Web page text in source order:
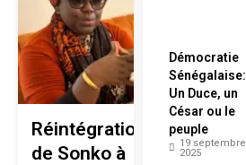
Réintégration
de Sonko à
Démocratie
Sénégalaise:
Un Duce, un
César ou le
peuple
19 septembre
2025